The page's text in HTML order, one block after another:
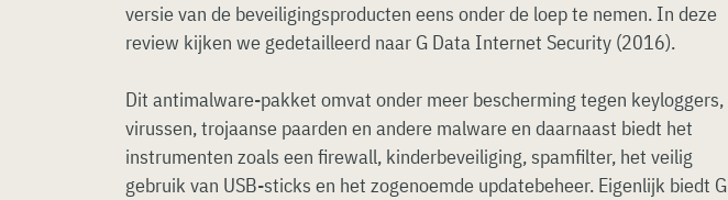
versie van de beveiligingsproducten eens onder de loep te nemen. In deze
review kijken we gedetailleerd naar G Data Internet Security (2016).
Dit antimalware-pakket omvat onder meer bescherming tegen keyloggers,
virussen, trojaanse paarden en andere malware en daarnaast biedt het
instrumenten zoals een firewall, kinderbeveiliging, spamfilter, het veilig
gebruik van USB-sticks en het zogenoemde updatebeheer. Eigenlijk biedt G